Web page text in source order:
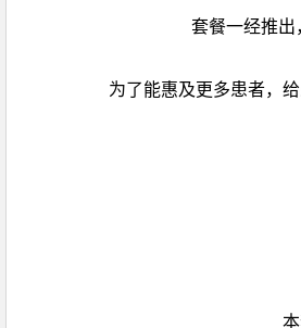
套餐一经推出
为了能惠及更多患者，